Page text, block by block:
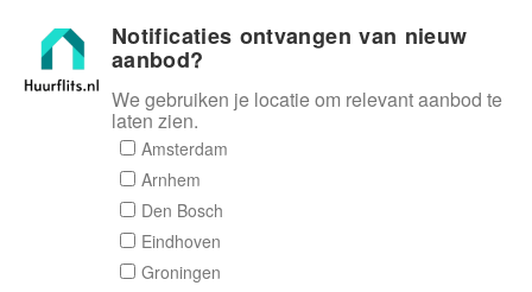
Huurflits
Reactieformulier
Huurflits
Notificaties ontvangen van nieuw
aanbod?
We gebruiken je locatie om relevant aanbod te
laten zien.
Amsterdam
Arnhem
Den Bosch
Eindhoven
Groningen